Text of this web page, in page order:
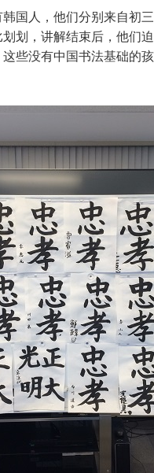
国人，他们分别来自初
划，讲解结束后，他们
些没有中国书法基础的